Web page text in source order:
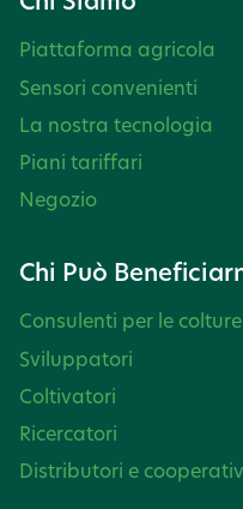
Piattaforma agricola
Sensori convenienti
La nostra tecnologia
Piani tariffari
Negozio
Chi Può
Consulenti per le colture
Sviluppatori
Coltivatori
Ricercatori
Distributori e